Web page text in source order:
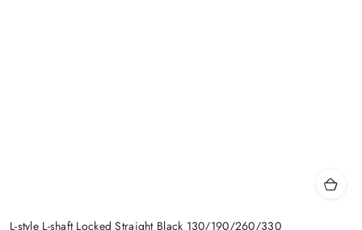
L-style L-shaft Locked Straight Black 130/190/260/330